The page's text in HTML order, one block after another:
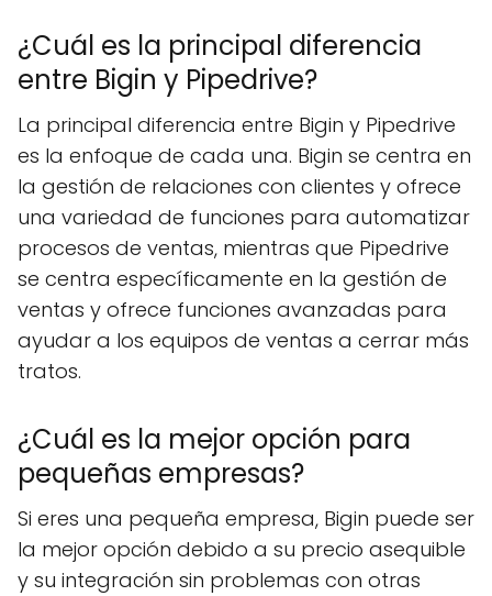
¿Cuál es la principal diferencia
entre Bigin y Pipedrive?
La principal diferencia entre Bigin y Pipedrive
es la enfoque de cada una. Bigin se centra en
la gestión de relaciones con clientes y ofrece
una variedad de funciones para automatizar
procesos de ventas, mientras que Pipedrive
se centra específicamente en la gestión de
ventas y ofrece funciones avanzadas para
ayudar a los equipos de ventas a cerrar más
tratos.
¿Cuál es la mejor opción para
pequeñas empresas?
Si eres una pequeña empresa, Bigin puede ser
la mejor opción debido a su precio asequible
y su integración sin problemas con otras